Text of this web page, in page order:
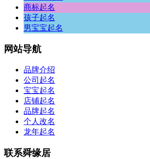
商标起名
孩子起名
男宝宝起名
网站导航
品牌介绍
公司起名
宝宝起名
店铺起名
品牌起名
个人改名
龙年起名
联系舜缘居